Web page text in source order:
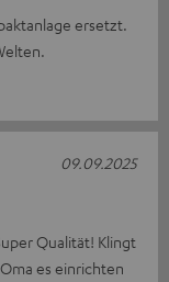
ersetzt.
Qualität! Klingt
es einrichten
09.09.2025